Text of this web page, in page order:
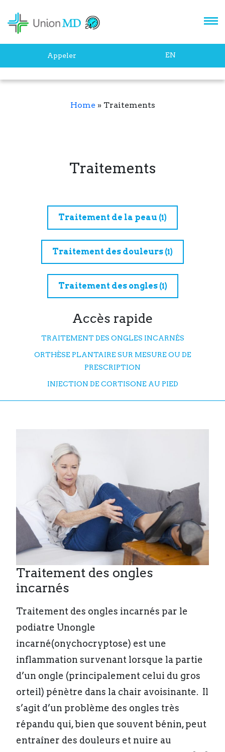
Appeler EN
Home» Traitements
Traitements
Traitement de la peau (1)
Traitement des douleurs (1)
Traitement des ongles (1)
Accès rapide
TRAITEMENT DES ONGLES INCARNÉS
ORTHÈSE PLANTAIRE SUR MESURE OU DE
PRESCRIPTION
INJECTION DE CORTISONE AU PIED
Traitement des ongles
incarnés
Traitement des ongles incarnés par le
podiatre Unongle
incarné(onychocryptose) est une
inflammation survenant lorsque la partie
d’un ongle (principalement celui du gros
orteil) pénètre dans la chair avoisinante. Il
s’agit d’un problème des ongles très
répandu qui, bien que souvent bénin, peut
entraîner des douleurs et nuire au